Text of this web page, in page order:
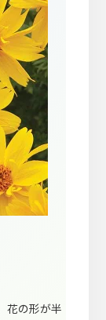
花の形が半